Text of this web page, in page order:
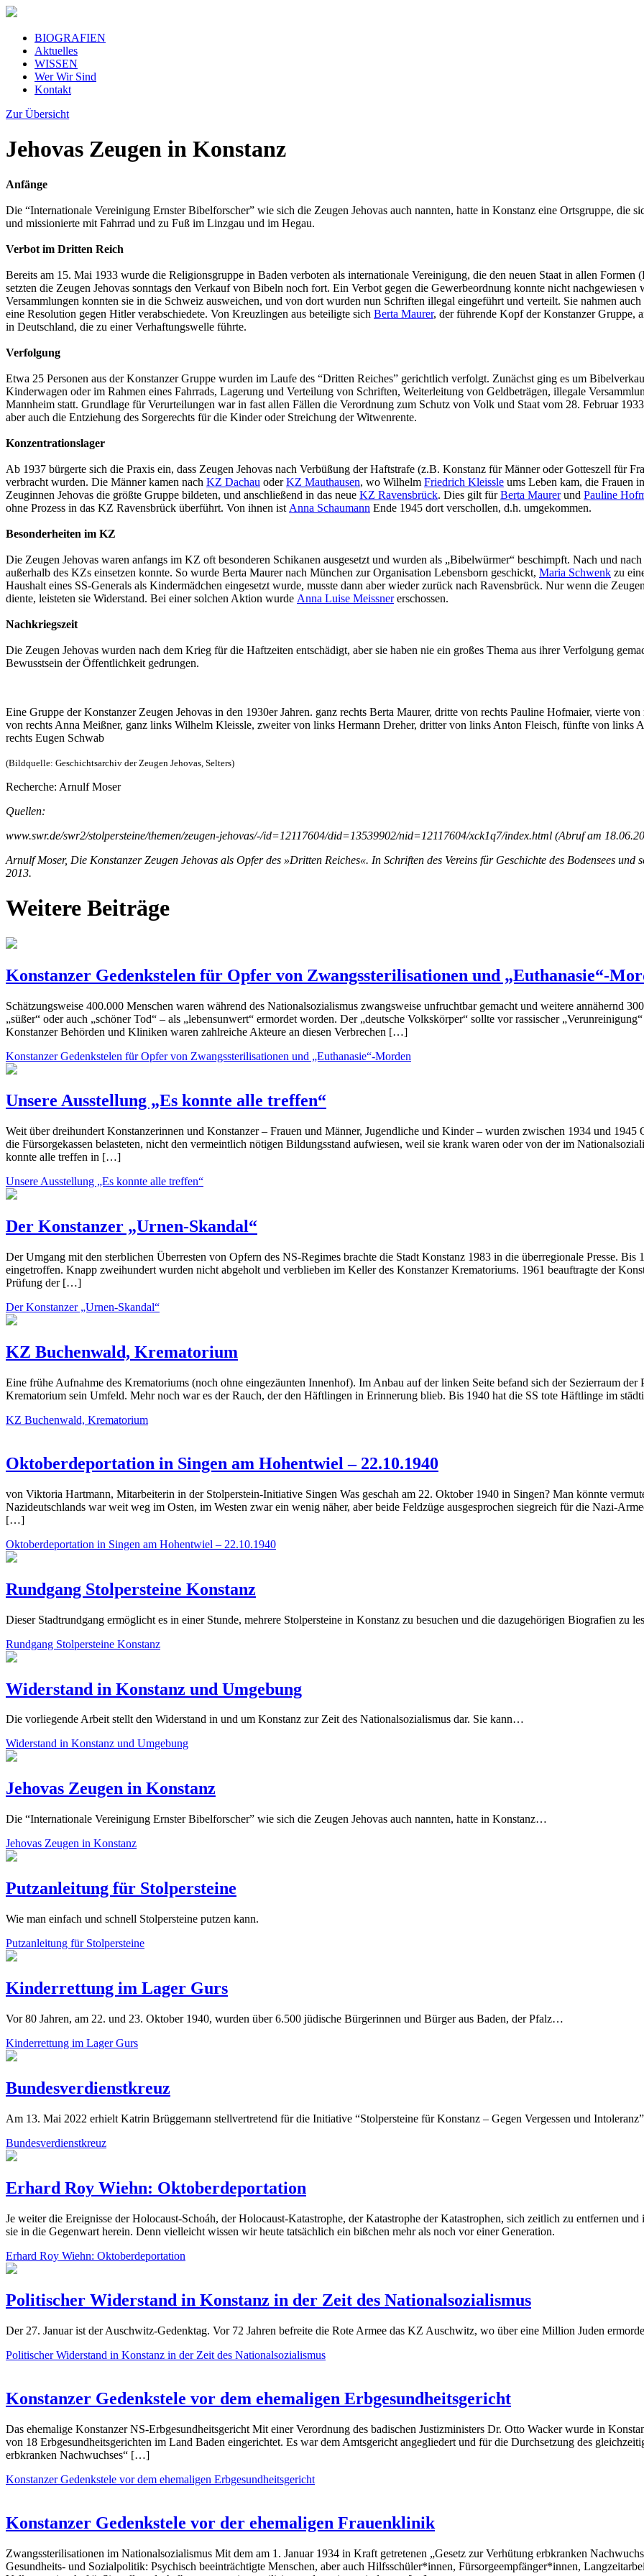
BIOGRAFIEN
Aktuelles
WISSEN
Wer Wir Sind
Kontakt
Zur Übersicht
Jehovas Zeugen in Konstanz
Anfänge
Die “Internationale Vereinigung Ernster Bibelforscher” wie sich die Zeugen Jehovas auch nannten, hatte in Konstanz eine Ortsgruppe, die
und missionierte mit Fahrrad und zu Fuß im Linzgau und im Hegau.
Verbot im Dritten Reich
Bereits am 15. Mai 1933 wurde die Religionsgruppe in Baden verboten als internationale Vereinigung, die den neuen Staat in allen
setzten die Zeugen Jehovas sonntags den Verkauf von Bibeln noch fort. Ein Verbot gegen die Gewerbeordnung konnte nicht
Versammlungen konnten sie in die Schweiz ausweichen, und von dort wurden nun Schriften illegal eingeführt und verteilt. Sie nahmen
eine Resolution gegen Hitler verabschiedete. Von Kreuzlingen aus beteiligte sich Berta Maurer, der führende Kopf der Konstanzer Gruppe,
in Deutschland, die zu einer Verhaftungswelle führte.
Verfolgung
Etwa 25 Personen aus der Konstanzer Gruppe wurden im Laufe des “Dritten Reiches” gerichtlich verfolgt. Zunächst ging es um
Kinderwagen oder im Rahmen eines Fahrrads, Lagerung und Verteilung von Schriften, Weiterleitung von Geldbeträgen, illegale
Mannheim statt. Grundlage für Verurteilungen war in fast allen Fällen die Verordnung zum Schutz von Volk und Staat vom 28. Februar
aber auch die Entziehung des Sorgerechts für die Kinder oder Streichung der Witwenrente.
Konzentrationslager
Ab 1937 bürgerte sich die Praxis ein, dass Zeugen Jehovas nach Verbüßung der Haftstrafe (z.B. Konstanz für Männer oder Gotteszell für
verbracht wurden. Die Männer kamen nach KZ Dachau oderKZ Mauthausen, wo Wilhelm Friedrich Kleissle ums Leben kam, die Frauen
Zeuginnen Jehovas die größte Gruppe bildeten, und anschließend in das neue KZ Ravensbrück. Dies gilt fürBerta Maurerund Pauline
ohne Prozess in das KZ Ravensbrück überführt. Von ihnen ist Anna Schaumann Ende 1945 dort verschollen, d.h. umgekommen.
Besonderheiten im KZ
Die Zeugen Jehovas waren anfangs im KZ oft besonderen Schikanen ausgesetzt und wurden als „Bibelwürmer“ beschimpft. Nach und
außerhalb des KZs einsetzen konnte. So wurde Berta Maurer nach München zur Organisation Lebensborn geschickt, Maria Schwenk zu
Haushalt eines SS-Generals als Kindermädchen eingesetzt wurde, musste dann aber wieder zurück nach Ravensbrück. Nur wenn die
diente, leisteten sie Widerstand. Bei einer solchen Aktion wurde Anna Luise Meissnererschossen.
Nachkriegszeit
Die Zeugen Jehovas wurden nach dem Krieg für die Haftzeiten entschädigt, aber sie haben nie ein großes Thema aus ihrer Verfolgung
Bewusstsein der Öffentlichkeit gedrungen.
Eine Gruppe der Konstanzer Zeugen Jehovas in den 1930er Jahren. ganz rechts Berta Maurer, dritte von rechts Pauline Hofmaier, vierte
von rechts Anna Meißner, ganz links Wilhelm Kleissle, zweiter von links Hermann Dreher, dritter von links Anton Fleisch, fünfte von links
rechts Eugen Schwab
(Bildquelle: Geschichtsarchiv der Zeugen Jehovas, Selters)
Recherche: Arnulf Moser
Quellen:
www.swr.de/swr2/stolpersteine/themen/zeugen-jehovas/-/id=12117604/did=13539902/nid=12117604/xck1q7/index.html (Abruf am
Arnulf Moser, Die Konstanzer Zeugen Jehovas als Opfer des »Dritten Reiches«. In Schriften des Vereins für Geschichte des Bodensees
2013.
Weitere Beiträge
Konstanzer Gedenkstelen für Opfer von Zwangssterilisationen und „Euthanasie“-
Schätzungsweise 400.000 Menschen waren während des Nationalsozialismus zwangsweise unfruchtbar gemacht und weitere annähernd
„süßer“ oder auch „schöner Tod“ – als „lebensunwert“ ermordet worden. Der „deutsche Volkskörper“ sollte vor rassischer
Konstanzer Behörden und Kliniken waren zahlreiche Akteure an diesen Verbrechen […]
Konstanzer Gedenkstelen für Opfer von Zwangssterilisationen und „Euthanasie“-Morden
Unsere Ausstellung „Es konnte alle treffen“
Weit über dreihundert Konstanzerinnen und Konstanzer – Frauen und Männer, Jugendliche und Kinder – wurden zwischen 1934 und
die Fürsorgekassen belasteten, nicht den vermeintlich nötigen Bildungsstand aufwiesen, weil sie krank waren oder von der im
konnte alle treffen in […]
Unsere Ausstellung „Es konnte alle treffen“
Der Konstanzer „Urnen-Skandal“
Der Umgang mit den sterblichen Überresten von Opfern des NS-Regimes brachte die Stadt Konstanz 1983 in die überregionale Presse.
eingetroffen. Knapp zweihundert wurden nicht abgeholt und verblieben im Keller des Konstanzer Krematoriums. 1961 beauftragte der
Prüfung der […]
Der Konstanzer „Urnen-Skandal“
KZ Buchenwald, Krematorium
Eine frühe Aufnahme des Krematoriums (noch ohne eingezäunten Innenhof). Im Anbau auf der linken Seite befand sich der Sezierraum der
Krematorium sein Umfeld. Mehr noch war es der Rauch, der den Häftlingen in Erinnerung blieb. Bis 1940 hat die SS tote Häftlinge im
KZ Buchenwald, Krematorium
Oktoberdeportation in Singen am Hohentwiel – 22.10.1940
von Viktoria Hartmann, Mitarbeiterin in der Stolperstein-Initiative Singen Was geschah am 22. Oktober 1940 in Singen? Man könnte
Nazideutschlands war weit weg im Osten, im Westen zwar ein wenig näher, aber beide Feldzüge ausgesprochen siegreich für die Nazi-
[…]
Oktoberdeportation in Singen am Hohentwiel – 22.10.1940
Rundgang Stolpersteine Konstanz
Dieser Stadtrundgang ermöglicht es in einer Stunde, mehrere Stolpersteine in Konstanz zu besuchen und die dazugehörigen Biografien zu
Rundgang Stolpersteine Konstanz
Widerstand in Konstanz und Umgebung
Die vorliegende Arbeit stellt den Widerstand in und um Konstanz zur Zeit des National­sozialismus dar. Sie kann…
Widerstand in Konstanz und Umgebung
Jehovas Zeugen in Konstanz
Die “Internationale Vereinigung Ernster Bibelforscher” wie sich die Zeugen Jehovas auch nannten, hatte in Konstanz…
Jehovas Zeugen in Konstanz
Putzanleitung für Stolpersteine
Wie man einfach und schnell Stolpersteine putzen kann.
Putzanleitung für Stolpersteine
Kinderrettung im Lager Gurs
Vor 80 Jahren, am 22. und 23. Oktober 1940, wurden über 6.500 jüdische Bürgerinnen und Bürger aus Baden, der Pfalz…
Kinderrettung im Lager Gurs
Bundesverdienstkreuz
Am 13. Mai 2022 erhielt Katrin Brüggemann stellvertretend für die Initiative “Stolpersteine für Konstanz – Gegen Vergessen und
Bundesverdienstkreuz
Erhard Roy Wiehn: Oktoberdeportation
Je weiter die Ereignisse der Holocaust-Schoáh, der Holocaust-Katastrophe, der Katastrophe der Katastrophen, sich zeitlich zu entfernen
sie in die Gegenwart herein. Denn vielleicht wissen wir heute tatsächlich ein bißchen mehr als noch vor einer Generation.
Erhard Roy Wiehn: Oktoberdeportation
Politischer Widerstand in Konstanz in der Zeit des Nationalsozialismus
Der 27. Januar ist der Auschwitz-Gedenktag. Vor 72 Jahren befreite die Rote Armee das KZ Auschwitz, wo über eine Million Juden
Politischer Widerstand in Konstanz in der Zeit des Nationalsozialismus
Konstanzer Gedenkstele vor dem ehemaligen Erbgesundheitsgericht
Das ehemalige Konstanzer NS-Erbgesundheitsgericht Mit einer Verordnung des badischen Justizministers Dr. Otto Wacker wurde in
von 18 Erbgesundheitsgerichten im Land Baden eingerichtet. Es war dem Amtsgericht angegliedert und für die Durchsetzung des
erbkranken Nachwuchses“ […]
Konstanzer Gedenkstele vor dem ehemaligen Erbgesundheitsgericht
Konstanzer Gedenkstele vor der ehemaligen Frauenklinik
Zwangssterilisationen im Nationalsozialismus Mit dem am 1. Januar 1934 in Kraft getretenen „Gesetz zur Verhütung erbkranken
Gesundheits- und Sozialpolitik: Psychisch beeinträchtigte Menschen, aber auch Hilfsschüler*innen, Fürsorgeempfänger*innen,